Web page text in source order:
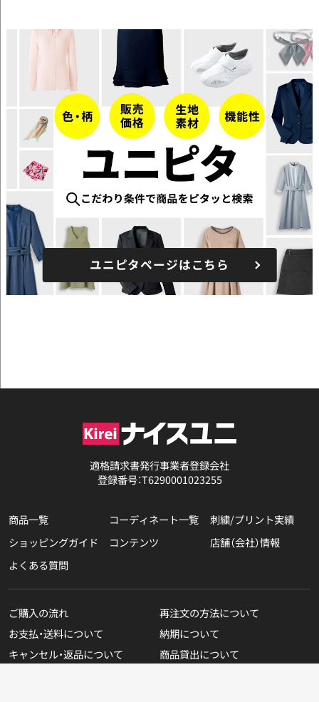
ユニピタページはこちら
適格請求書発行事業者登録会社
登録番号：T6290001023255
商品一覧 コーディネート一覧
刺繍/プリント実績
ショッピングガイド
コンテンツ
店舗（会社）情報
よくある質問
ご購入の流れ
再注文の方法について
お支払・送料について
納期について
キャンセル・返品について
商品貸出について